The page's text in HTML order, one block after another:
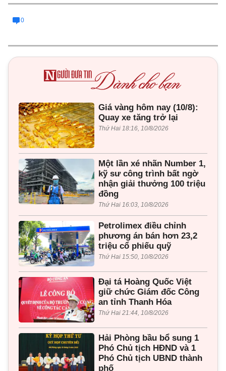
0
Giá vàng hôm nay (10/8):
Quay xe tăng trở lại
Thứ Hai 18:16, 10/8/2026
Một lần xé nhãn Number 1,
kỹ sư công trình bất ngờ
nhận giải thưởng 100 triệu
đồng
Thứ Hai 16:03, 10/8/2026
Petrolimex điều chỉnh
phương án bán hơn 23,2
triệu cổ phiếu quỹ
Thứ Hai 15:50, 10/8/2026
Đại tá Hoàng Quốc Việt
giữ chức Giám đốc Công
an tỉnh Thanh Hóa
Thứ Hai 21:44, 10/8/2026
Hải Phòng bầu bổ sung 1
Phó Chủ tịch HĐND và 1
Phó Chủ tịch UBND thành
phố